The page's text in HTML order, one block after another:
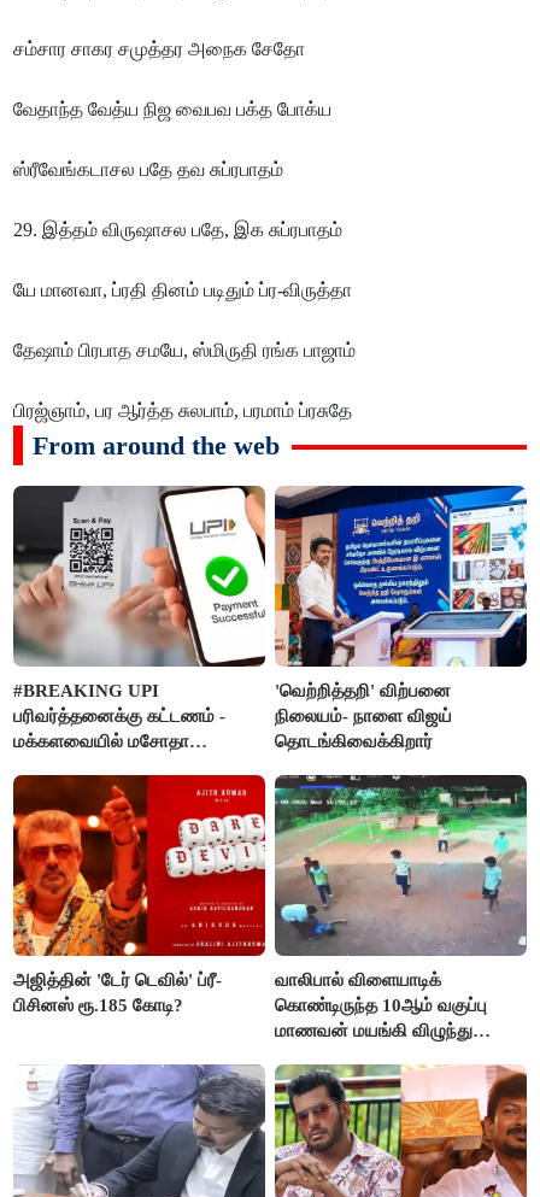
சம்சார சாகர சமுத்தர அநைக சேதோ
வேதாந்த வேத்ய நிஜ வைபவ பக்த போக்ய
ஸ்ரீவேங்கடாசல பதே தவ சுப்ரபாதம்
29. இத்தம் விருஷாசல பதே, இக சுப்ரபாதம்
யே மானவா, ப்ரதி தினம் படிதும் ப்ர-விருத்தா
தேஷாம் பிரபாத சமயே, ஸ்மிருதி ரங்க பாஜாம்
பிரஜ்ஞாம், பர ஆர்த்த சுலபாம், பரமாம் ப்ரசுதே
From around the web
#BREAKING UPI
பரிவர்த்தனைக்கு கட்டணம் -
மக்களவையில் மசோதா
'வெற்றித்தறி' விற்பனை
நிலையம்- நாளை விஜய்
தொடங்கிவைக்கிறார்
அஜித்தின் 'டேர் டெவில்' ப்ரீ-
பிசினஸ் ரூ.185 கோடி?
வாலிபால் விளையாடிக்
கொண்டிருந்த 10ஆம் வகுப்பு
மாணவன் மயங்கி விழுந்து